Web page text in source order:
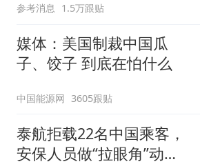
参考消息 1.5万跟贴
媒体：美国制裁中国瓜
子、饺子 到底在怕什么
中国能源网 3605跟贴
泰航拒载22名中国乘客，
安保人员做“拉眼角”动